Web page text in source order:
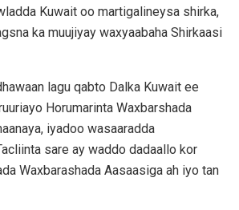
Kuwait oo martigalineysa shirka,
ka muujiyay waxyaabaha Shirkaasi
lagu qabto Dalka Kuwait ee
Horumarinta Waxbarshada
iyadoo wasaaradda
sare ay waddo dadaallo kor
Waxbarashada Aasaasiga ah iyo tan